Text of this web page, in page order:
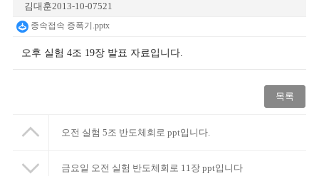
김대훈2013-10-07521
종속접속 증폭기.pptx
오후 실험 4조 19장 발표 자료입니다.
목록
오전 실험 5조 반도체회로 ppt입니다.
금요일 오전 실험 반도체회로 11장 ppt입니다